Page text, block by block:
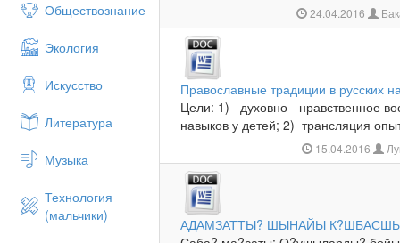
Обществознание
Экология
Искусство
Литература
Музыка
Технология
(мальчики)
24.04.2016
Православные традиции в русских
Цели: 1) духовно - нравственное
навыков у детей; 2) трансляция
15.04.2016
АДАМЗАТТЫ? ШЫНАЙЫ